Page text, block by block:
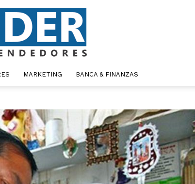
MARKETING BANCA & FINANZAS